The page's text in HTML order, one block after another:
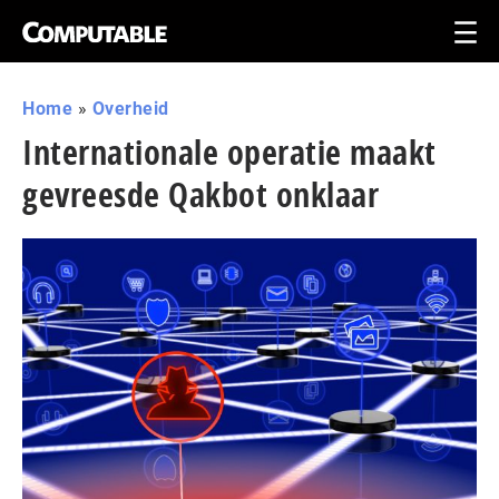
Home » Overheid
Internationale operatie maakt
gevreesde Qakbot onklaar